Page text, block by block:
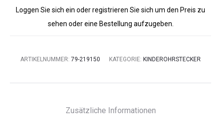
Loggen Sie sich ein oder registrieren Sie sich um den Preis zu
sehen oder eine Bestellung aufzugeben.
ARTIKELNUMMER: 79-219150 KATEGORIE: KINDEROHRSTECKER
Zusätzliche Informationen